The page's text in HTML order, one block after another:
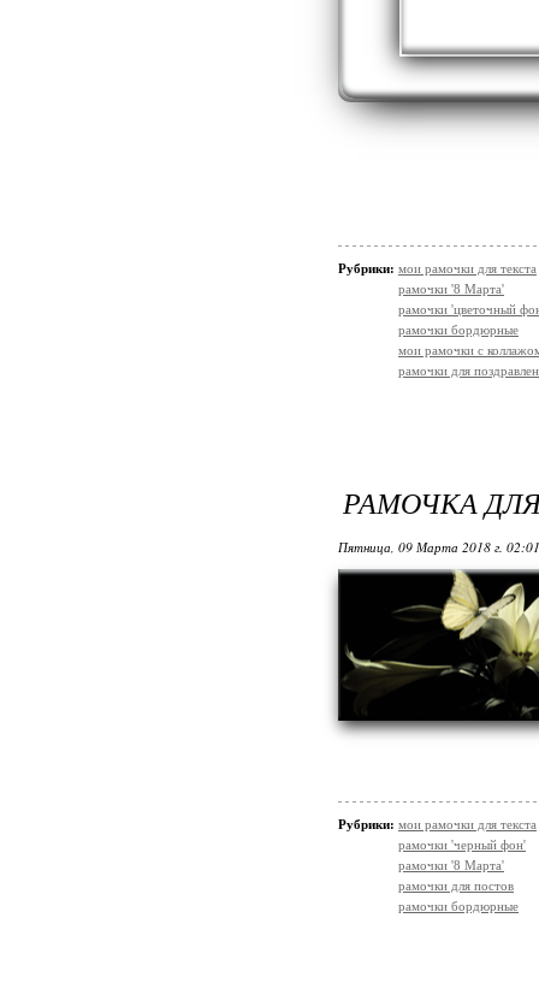
Рубрики: мои рамочки для текста
рамочки '8 Марта'
рамочки 'цветочный
рамочки бордюрные
мои рамочки с
рамочки для
РАМОЧКА
Пятница, 09 Марта 2018 г.
Рубрики: мои рамочки для текста
рамочки 'черный фон'
рамочки '8 Марта'
рамочки для постов
рамочки бордюрные